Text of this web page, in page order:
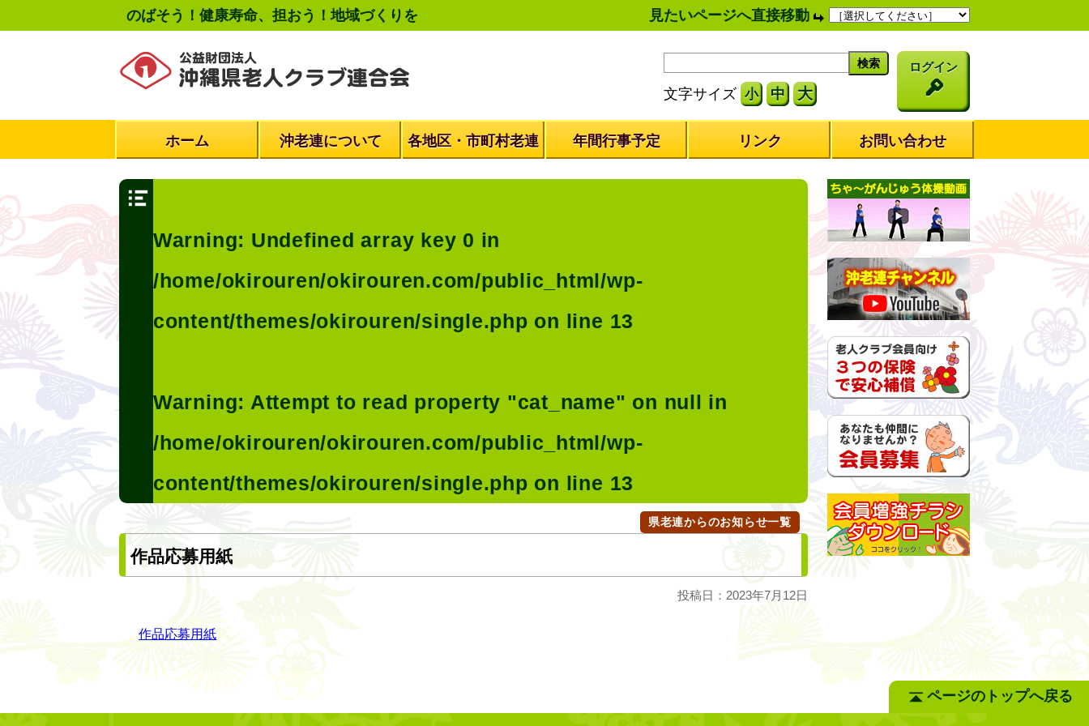
のばそう！健康寿命、担おう！地域づくりを 見たいページへ直接移動
ログイン
文字サイズ 小 中 大
ホーム 沖老連について 各地区・市町村老連 年間行事予定 リンク お問い合わせ
Warning: Undefined array key 0 in
/home/okirouren/okirouren.com/public_html/wp-
content/themes/okirouren/single.php on line 13
Warning: Attempt to read property "cat_name" on null in
/home/okirouren/okirouren.com/public_html/wp-
content/themes/okirouren/single.php on line 13
県老連からのお知らせ一覧
作品応募用紙
投稿日：2023年7月12日
作品応募用紙
ページのトップへ戻る